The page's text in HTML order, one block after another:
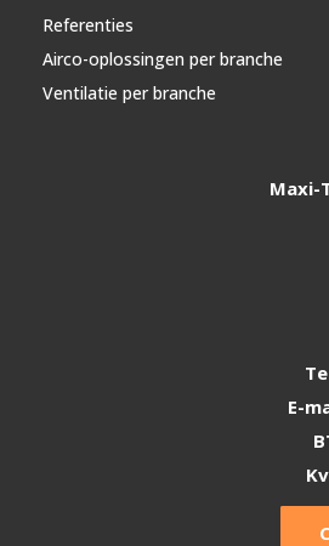
Referenties
Airco-oplossingen per branche
Ventilatie per branche
Maxi-
E-